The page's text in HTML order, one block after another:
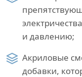
и давлению;
Акриловые
добавки,